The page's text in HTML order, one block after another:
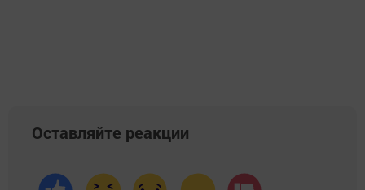
Оставляйте реакции